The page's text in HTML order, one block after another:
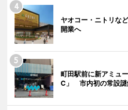
ヤオコー・ニトリな
開業へ
町田駅前に新アミュ
C」 市内初の常設謎